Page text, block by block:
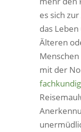
es sich
das
Älteren
mit der